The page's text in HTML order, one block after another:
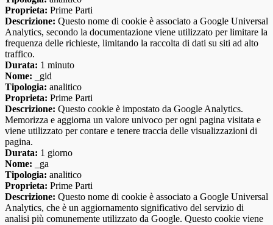
Proprieta: Prime Parti
Descrizione: Questo nome di cookie è associato a Google Universal
Analytics, secondo la documentazione viene utilizzato per limitare la
frequenza delle richieste, limitando la raccolta di dati su siti ad alto
traffico.
Durata: 1 minuto
Nome: _gid
Tipologia: analitico
Proprieta: Prime Parti
Descrizione: Questo cookie è impostato da Google Analytics.
Memorizza e aggiorna un valore univoco per ogni pagina visitata e
viene utilizzato per contare e tenere traccia delle visualizzazioni di
pagina.
Durata: 1 giorno
Nome: _ga
Tipologia: analitico
Proprieta: Prime Parti
Descrizione: Questo nome di cookie è associato a Google Universal
Analytics, che è un aggiornamento significativo del servizio di
analisi più comunemente utilizzato da Google. Questo cookie viene